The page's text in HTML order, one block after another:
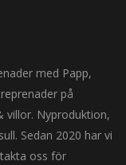
med Papp,
på
villor. Nyproduktion,
Sedan 2020 har vi
oss för